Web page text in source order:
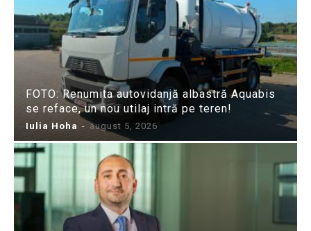
FOTO: Renumita autovidanjă albastră Aquabis
se reface, un nou utilaj intră pe teren!
Iulia Hoha - august 5, 2026